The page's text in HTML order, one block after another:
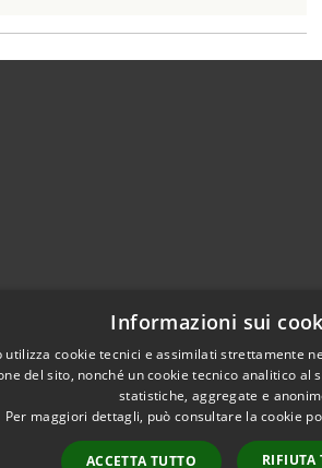
Informazioni sui
utilizza cookie tecnici e assimilati strettamente
del sito, nonché un cookie tecnico analitico al
statistiche, aggregate e
Per maggiori dettagli, può consultare la cookie
ACCETTA TUTTO RIFIUTA